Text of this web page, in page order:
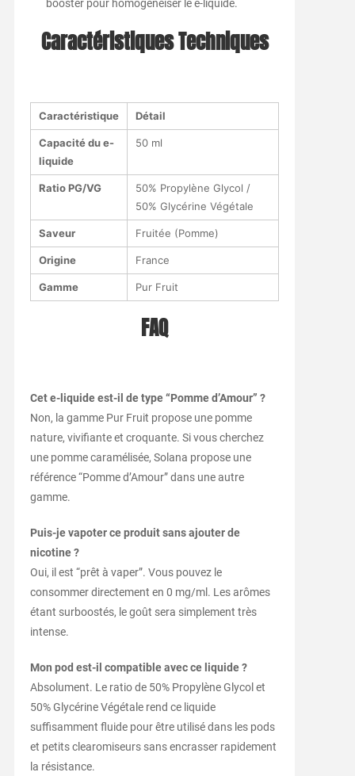
booster pour homogénéiser le e-liquide.
Caractéristiques Techniques
Caractéristique Détail
Capacité du e-
liquide
50 ml
Ratio PG/VG
50% Propylène Glycol /
50% Glycérine Végétale
Saveur Fruitée (Pomme)
Origine France
Gamme Pur Fruit
FAQ
Cet e-liquide est-il de type “Pomme d’Amour” ?
Non, la gamme Pur Fruit propose une pomme
nature, vivifiante et croquante. Si vous cherchez
une pomme caramélisée, Solana propose une
référence “Pomme d’Amour” dans une autre
gamme.
Puis-je vapoter ce produit sans ajouter de
nicotine ?
Oui, il est “prêt à vaper”. Vous pouvez le
consommer directement en 0 mg/ml. Les arômes
étant surboostés, le goût sera simplement très
intense.
Mon pod est-il compatible avec ce liquide ?
Absolument. Le ratio de 50% Propylène Glycol et
50% Glycérine Végétale rend ce liquide
suffisamment fluide pour être utilisé dans les pods
et petits clearomiseurs sans encrasser rapidement
la résistance.